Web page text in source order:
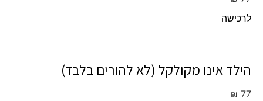
לרכישה
הילד אינו מקולקל (לא להורים בלבד)
₪ 77